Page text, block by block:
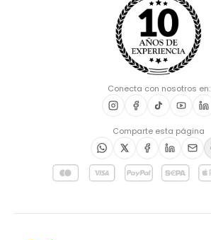
Conecta con nosotros en:
Comparte esta página